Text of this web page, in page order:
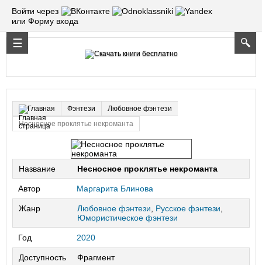
Войти через
или Форму входа
Главная Фэнтези
Любовное фэнтези
Несносное проклятье некроманта
Название Несносное проклятье некроманта
Автор Маргарита Блинова
Жанр Любовное фэнтези, Русское фэнтези,
Юмористическое фэнтези
Год 2020
Доступность Фрагмент